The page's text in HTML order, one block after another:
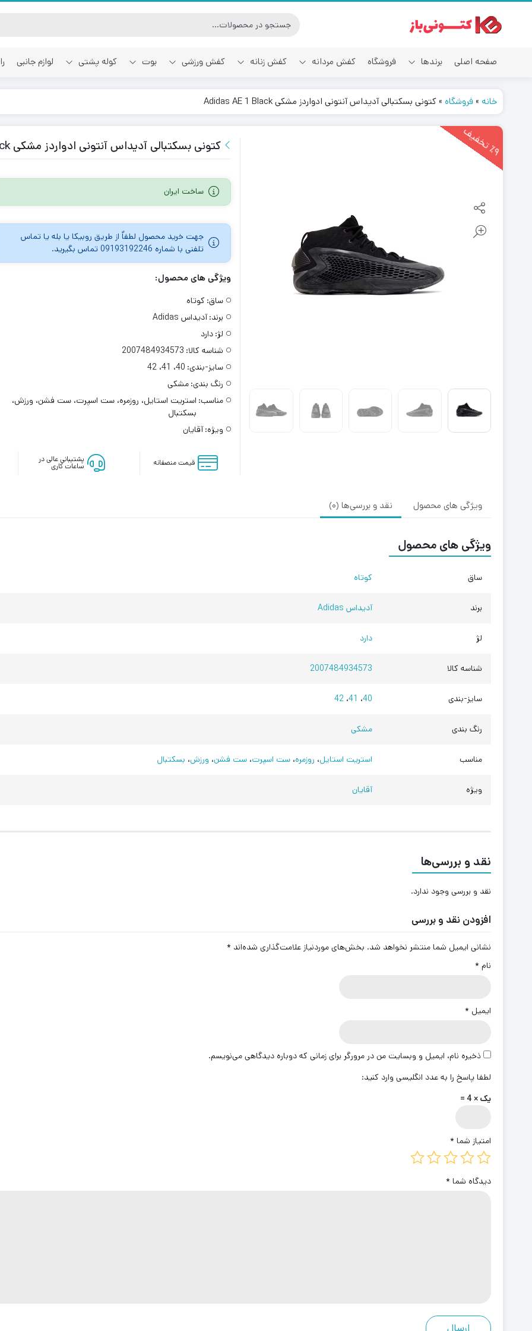
صفحه اصلی برندها
آدیداس آفوایت
فروشگاه کفش مردانه کفش زنانه کفش ورزشی بوت کوله پشتی لوازم جانبی
خانه »فروشگاه»کتونی بسکتبالی آدیداس آنتونی ادواردز مشکی Adidas AE 1 Black
٪
9
ت
خ
ف
ی
ف کتونی بسکتبالی آدیداس آنتونی ادواردز مشکی Adidas AE 1 Black
ساخت ایران
جهت خرید محصول لطفاٌ از طریق روبیکا یا بله یا تماس
تلفنی با شماره 09193192246 تماس بگیرید.
ویژگی های محصول:
ساق: کوتاه
برند:آدیداس Adidas
لژ: دارد
شناسه کالا: 2007484934573
سایز-بندی: 40، 41، 42
رنگ بندی: مشکی
مناسب: استریت استایل، روزمره، ست اسپرت، ست فشن، ورزش،
بسکتبال
ویژه:آقایان
قیمت منصفانه پشتیبانی عالی در
ساعات کاری
ویژگی های محصول نقد و بررسی‌ها (0)
ویژگی های محصول
ساق کوتاه
برند آدیداس Adidas
لژ دارد
شناسه کالا 2007484934573
سایز-بندی 40، 41، 42
رنگ بندی مشکی
مناسب استریت استایل، روزمره، ست اسپرت، ست فشن، ورزش، بسکتبال
ویژه آقایان
نقد و بررسی‌ها
نقد و بررسی وجود ندارد.
افزودن نقد و بررسی
نشانی ایمیل شما منتشر نخواهد شد. بخش‌های موردنیاز علامت‌گذاری شده‌اند *
نام *
ایمیل *
ذخیره نام، ایمیل و وبسایت من در مرورگر برای زمانی که دوباره دیدگاهی می‌نویسم.
لطفا پاسخ را به عدد انگلیسی وارد کنید:
یک × 4 =
امتیاز شما *
دیدگاه شما *